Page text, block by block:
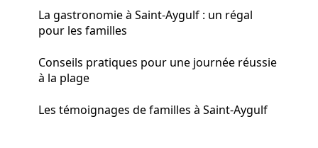
La gastronomie à Saint-Aygulf : un régal
pour les familles
Conseils pratiques pour une journée réussie
à la plage
Les témoignages de familles à Saint-Aygulf